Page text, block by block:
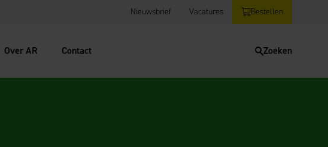
Nieuwsbrief Vacatures Bestellen
Over AR Contact Zoeken